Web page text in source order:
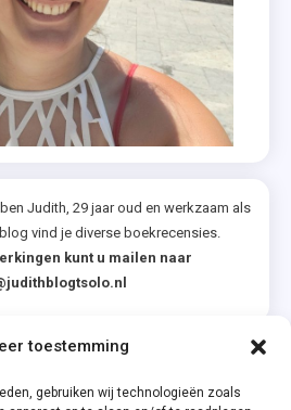
toestemming
gebruiken wij technologieën zoals
Judith, 29 jaar oud en werkzaam als
vind je diverse boekrecensies.
kunt u mailen naar